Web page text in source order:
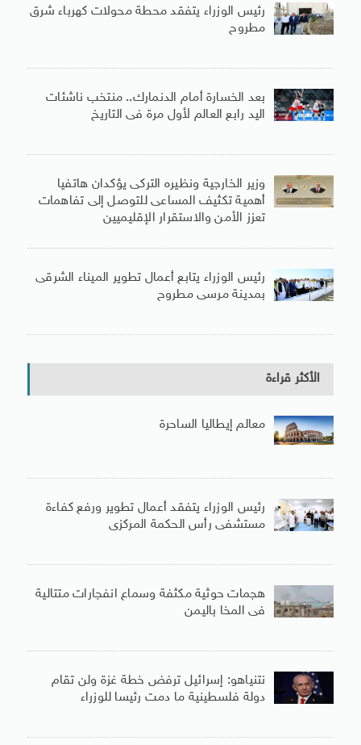
رئيس الوزراء يتفقد محطة محولات كهرباء شرق
مطروح
بعد الخسارة أمام الدنمارك.. منتخب ناشئات
اليد رابع العالم لأول مرة فى التاريخ
وزير الخارجية ونظيره التركى يؤكدان هاتفيا
أهمية تكثيف المساعى للتوصل إلى تفاهمات
تعزز الأمن والاستقرار الإقليميين
رئيس الوزراء يتابع أعمال تطوير الميناء الشرقى
بمدينة مرسى مطروح
الأكثر قراءة
معالم إيطاليا الساحرة
رئيس الوزراء يتفقد أعمال تطوير ورفع كفاءة
مستشفى رأس الحكمة المركزى
هجمات حوثية مكثفة وسماع انفجارات متتالية
فى المخا باليمن
نتنياهو: إسرائيل ترفض خطة غزة ولن تقام
دولة فلسطينية ما دمت رئيسا للوزراء